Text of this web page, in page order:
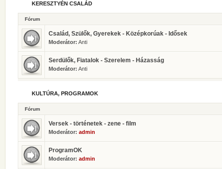
KERESZTYÉN CSALÁD
Fórum
Család, Szülők, Gyerekek - Középkorúak - Idősek
Moderátor: Anti
Serdülők, Fiatalok - Szerelem - Házasság
Moderátor: Anti
KULTÚRA, PROGRAMOK
Fórum
Versek - történetek - zene - film
Moderátor: admin
ProgramOK
Moderátor: admin